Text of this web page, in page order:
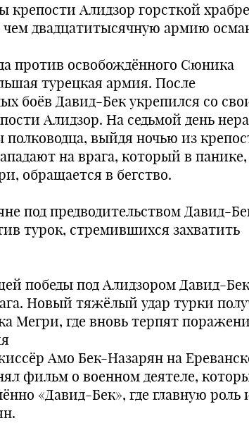
крепос­ти Алидзор горсткой
чем двадцатитысячную армию
против освобождённого Сюника
турецкая ар­мия. После
боёв Давид-Бек укрепился со
Алидзoр. На седьмой день
полководца, выйдя ночью из
на врага, который в панике,
обращается в бегство.
под предводительством Давид-
турок, стремившихся захватить
победы под Алидзором Давид-Бек
Новый тяжёлый удар тур­ки
Мегри, где вновь терпят
Амо Бек-Назарян на
фильм о военном деятеле,
«Давид-Бек», где главную роль